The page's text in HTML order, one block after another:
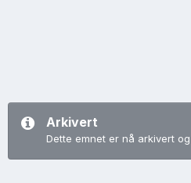
Arkivert
Dette emnet er nå arkivert